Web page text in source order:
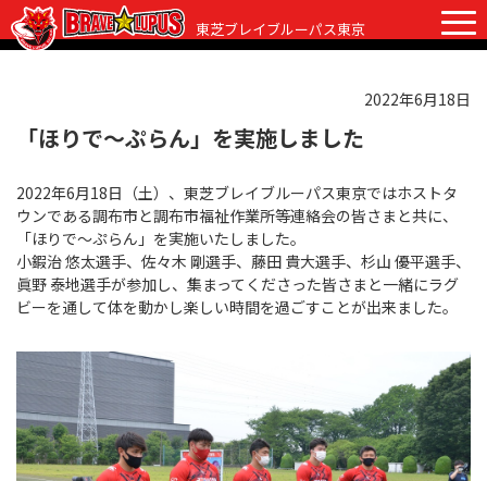
東芝ブレイブルーパス東京
チケット グッズ ファンクラブ
観戦ガイド
初めての観戦
ラグビーって何？
会場紹介
クラブからのお願い
ニュース
試合日程・結果
選手・スタッフ
スタッフ
マスコット
クラブ情報
株式会社 ブレイブルーパス東京概要
株式会社 チームの歴史
アカデミー
パートナー
2022年6月18日
「ほりで～ぷらん」を実施しました
2022年6月18日（土）、東芝ブレイブルーパス東京ではホストタ
ウンである調布市と調布市福祉作業所等連絡会の皆さまと共に、
「ほりで～ぷらん」を実施いたしました。
小鍜治 悠太選手、佐々木 剛選手、藤田 貴大選手、杉山 優平選手、
眞野 泰地選手が参加し、集まってくださった皆さまと一緒にラグ
ビーを通して体を動かし楽しい時間を過ごすことが出来ました。